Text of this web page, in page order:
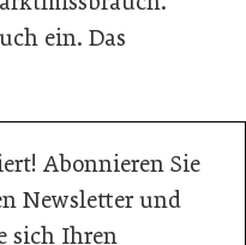
ein. Das
Abonnieren Sie
Newsletter und
sich Ihren